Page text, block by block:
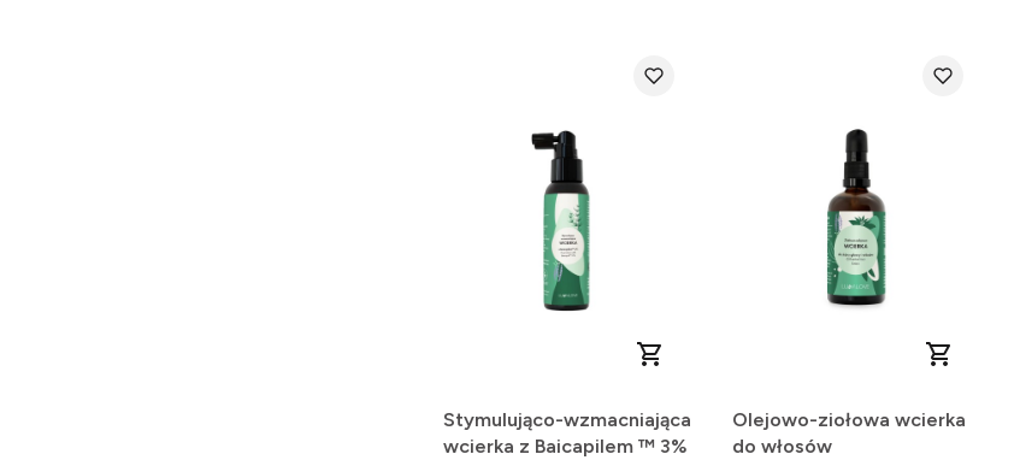
Stymulująco-wzmacniająca
wcierka z Baicapilem ™ 3%
Olejowo-ziołowa wcierka
do włosów